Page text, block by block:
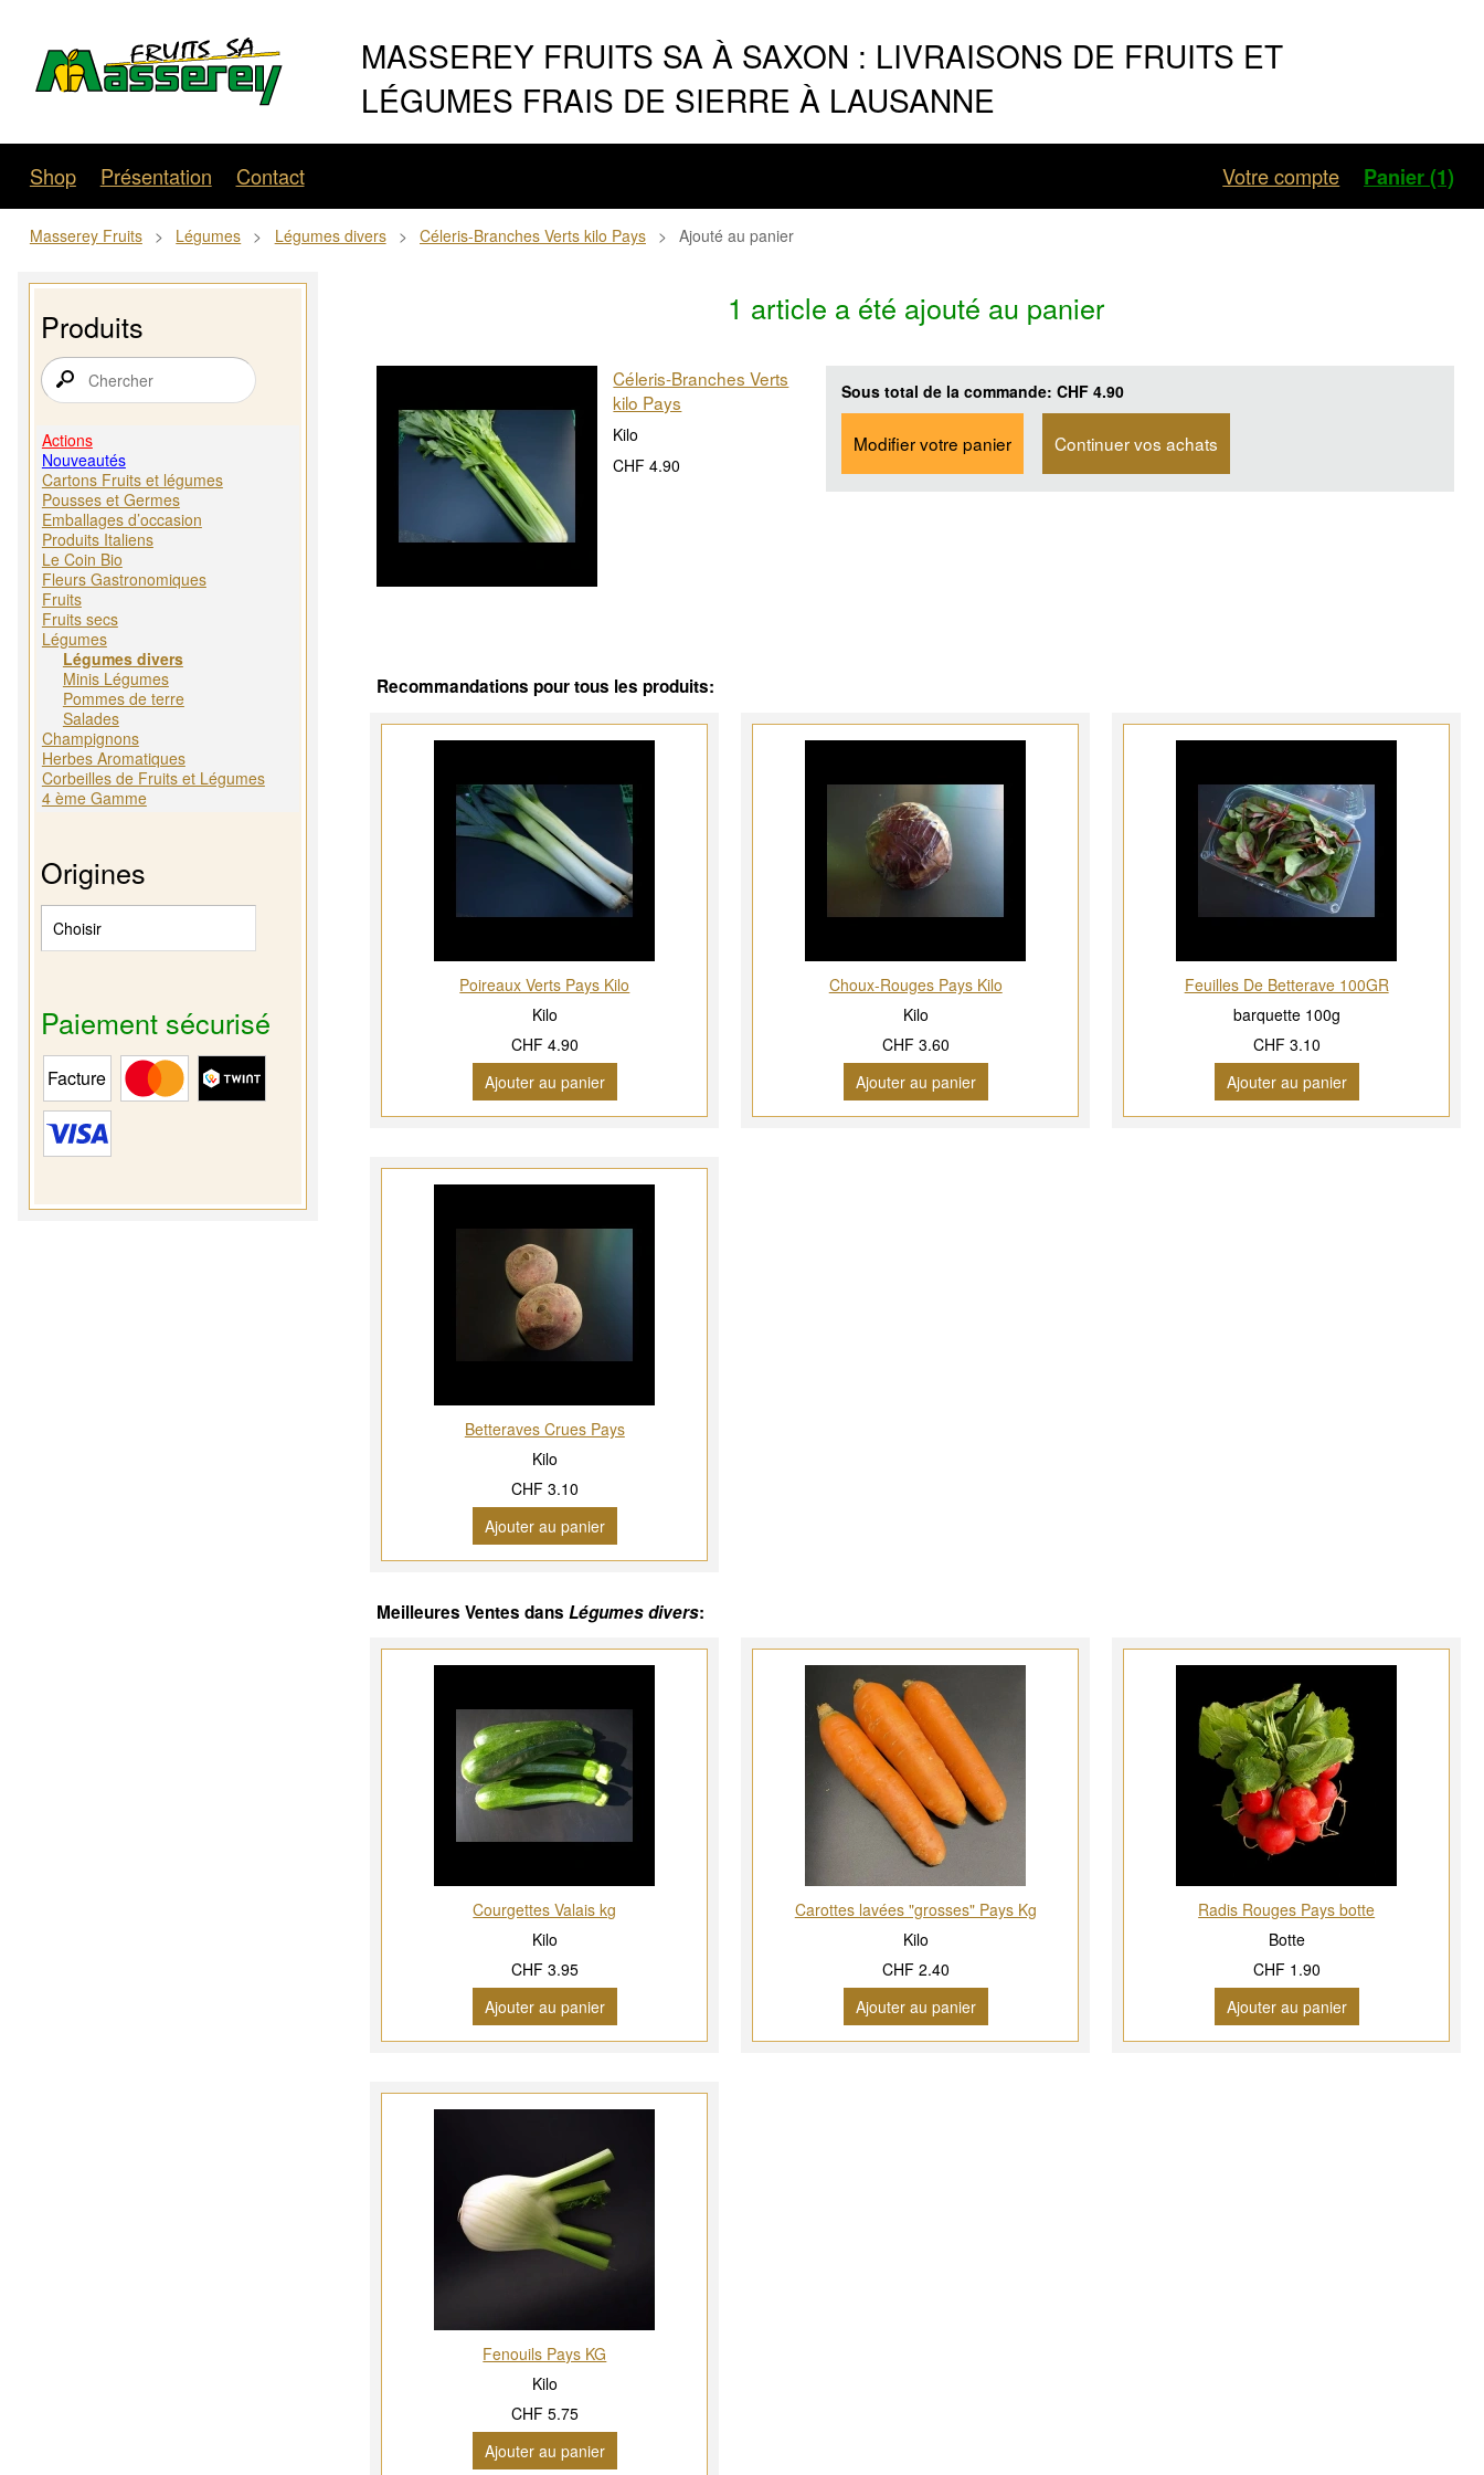
MASSEREY FRUITS SA À SAXON : LIVRAISONS DE FRUITS ET
LÉGUMES FRAIS DE SIERRE À LAUSANNE
Shop Présentation Contact Votre compte Panier (1)
Masserey Fruits > Légumes > Légumes divers > Céleris-Branches Verts kilo Pays > Ajouté au panier
Produits
Actions
Nouveautés
Cartons Fruits et légumes
Pousses et Germes
Emballages d’occasion
Produits Italiens
Le Coin Bio
Fleurs Gastronomiques
Fruits
Fruits secs
Légumes
Légumes divers
Minis Légumes
Pommes de terre
Salades
Champignons
Herbes Aromatiques
Corbeilles de Fruits et Légumes
4 ème Gamme
Origines
Paiement sécurisé
1 article a été ajouté au panier
Céleris-Branches Verts
kilo Pays
Kilo
CHF 4.90
Sous total de la commande: CHF 4.90
Modifier votre panier Continuer vos achats
Recommandations pour tous les produits:
Poireaux Verts Pays Kilo
Kilo
CHF 4.90
Ajouter au panier
Choux-Rouges Pays Kilo
Kilo
CHF 3.60
Ajouter au panier
Feuilles De Betterave 100GR
barquette 100g
CHF 3.10
Ajouter au panier
Betteraves Crues Pays
Kilo
CHF 3.10
Ajouter au panier
Meilleures Ventes dansLégumes divers:
Courgettes Valais kg
Kilo
CHF 3.95
Ajouter au panier
Carottes lavées "grosses" Pays Kg
Kilo
CHF 2.40
Ajouter au panier
Radis Rouges Pays botte
Botte
CHF 1.90
Ajouter au panier
Fenouils Pays KG
Kilo
CHF 5.75
Ajouter au panier